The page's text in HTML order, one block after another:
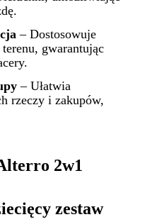
– Dostosowuje
gwarantując
– Ułatwia
rzeczy i zakupów,
2w1